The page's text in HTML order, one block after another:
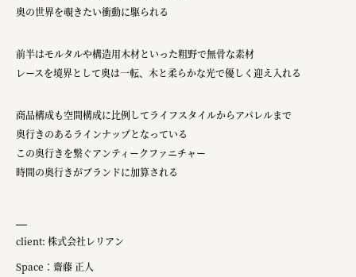
奥の世界を覗きたい衝動に駆られる
前半はモルタルや構造用木材といった粗野で無骨な素材
レースを境界として奥は一転、木と柔らかな光で優しく迎え入れる
商品構成も空間構成に比例してライフスタイルからアパレルまで
奥行きのあるラインナップとなっている
この奥行きを繋ぐアンティークファニチャー
時間の奥行きがブランドに加算される
client: 株式会社レリアン
Space：齋藤 正人